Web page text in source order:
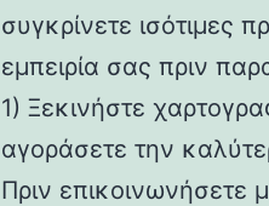
συγκρίνετε ισότιμες
εμπειρία σας πριν
1) Ξεκινήστε
αγοράσετε την
Πριν επικοινωνήσετε